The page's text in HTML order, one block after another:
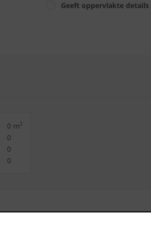
Geeft oppervlakte details
0 m2
0
0
0